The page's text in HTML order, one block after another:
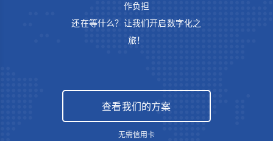
作负担
还在等什么？让我们开启数字化之
旅！
查看我们的方案
无需信用卡